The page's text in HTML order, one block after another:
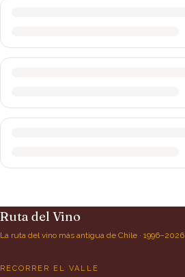
Ruta del Vino
La ruta del vino más antigua de Chile · 1996–2026
RECORRER EL VALLE